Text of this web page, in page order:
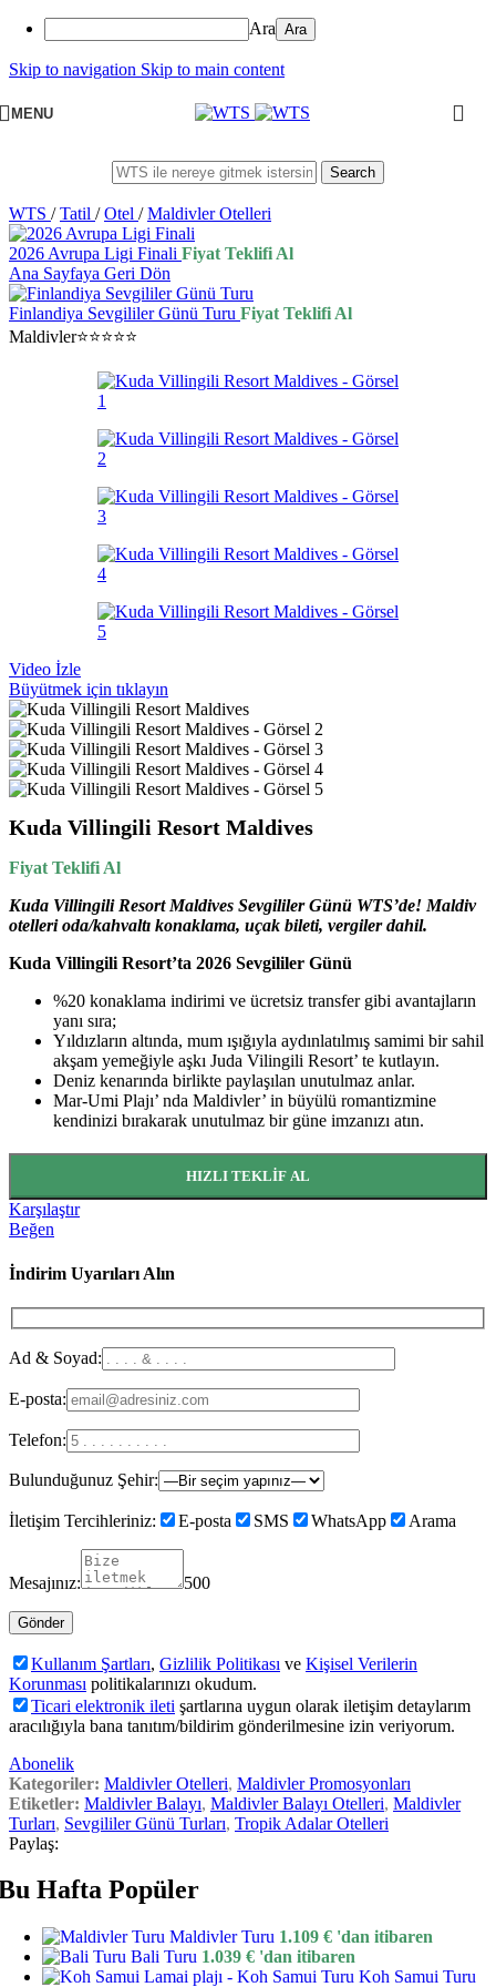
Ara
Skip to navigation Skip to main content
MENU
Search
WTS / Tatil / Otel / Maldivler Otelleri
2026 Avrupa Ligi Finali Fiyat Teklifi Al
Ana Sayfaya Geri Dön
Finlandiya Sevgililer Günü Turu Fiyat Teklifi Al
Maldivler⭐⭐⭐⭐⭐
Video İzle
Büyütmek için tıklayın
Kuda Villingili Resort Maldives
Fiyat Teklifi Al
Kuda Villingili Resort Maldives Sevgililer Günü WTS’de! Maldiv
otelleri oda/kahvaltı konaklama, uçak bileti, vergiler dahil.
Kuda Villingili Resort’ta 2026 Sevgililer Günü
%20 konaklama indirimi ve ücretsiz transfer gibi avantajların
yanı sıra;
Yıldızların altında, mum ışığıyla aydınlatılmış samimi bir sahil
akşam yemeğiyle aşkı Juda Vilingili Resort’ te kutlayın.
Deniz kenarında birlikte paylaşılan unutulmaz anlar.
Mar-Umi Plajı’ nda Maldivler’ in büyülü romantizmine
kendinizi bırakarak unutulmaz bir güne imzanızı atın.
HIZLI TEKLIF AL
Karşılaştır
Beğen
İndirim Uyarıları Alın
Ad & Soyad:
E-posta:
Telefon:
Bulunduğunuz Şehir:
İletişim Tercihleriniz: E-posta SMS WhatsApp Arama
Mesajınız: 500
Kullanım Şartları, Gizlilik Politikası ve Kişisel Verilerin
Korunması politikalarınızı okudum.
Ticari elektronik ileti şartlarına uygun olarak iletişim detaylarım
aracılığıyla bana tanıtım/bildirim gönderilmesine izin veriyorum.
Abonelik
Kategoriler: Maldivler Otelleri, Maldivler Promosyonları
Etiketler: Maldivler Balayı, Maldivler Balayı Otelleri, Maldivler
Turları, Sevgililer Günü Turları, Tropik Adalar Otelleri
Paylaş:
Hafta Popüler
Maldivler Turu 1.109 € 'dan itibaren
Bali Turu 1.039 € 'dan itibaren
Koh Samui Turu